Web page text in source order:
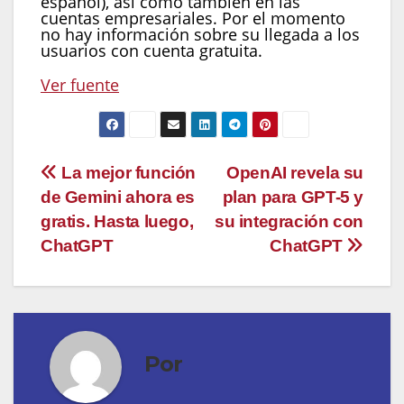
cuentas empresariales. Por el momento
no hay información sobre su llegada a los
usuarios con cuenta gratuita.
Ver fuente
Navegación
de
entradas
OpenAI revela su
plan para GPT-5 y
su integración con
ChatGPT
La mejor función
de Gemini ahora es
gratis. Hasta luego,
ChatGPT
Por